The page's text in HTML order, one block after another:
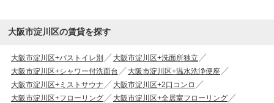
大阪市淀川区の賃貸を探す
大阪市淀川区+バストイレ別
大阪市淀川区+洗面所独立
大阪市淀川区+シャワー付洗面台
大阪市淀川区+温水洗浄便座
大阪市淀川区+ミストサウナ
大阪市淀川区+2口コンロ
大阪市淀川区+フローリング
大阪市淀川区+全居室フローリング